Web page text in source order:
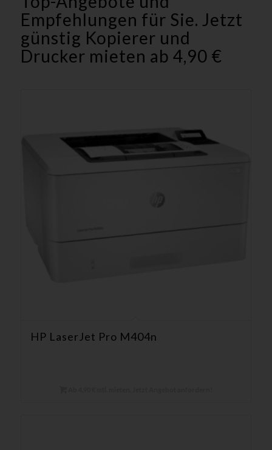
Empfehlungen für Sie. Jetzt
günstig Kopierer und
Drucker mieten ab 4,90 €
HP LaserJet Pro M404n